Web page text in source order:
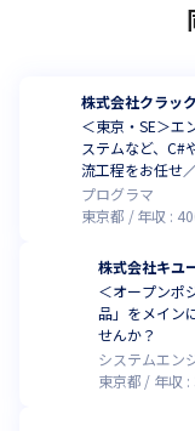
株式会社クラッ
＜東京・SE＞エ
ステムなど、C#
流工程をお任せ
プログラマ
東京都
年収 :
株式会社キユ
＜オープンポ
品」をメイン
せんか？
システムエン
東京都
年収 :